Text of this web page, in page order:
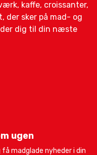
kaffe, croissanter,
der sker på mad- og
dig til din næste
ugen
madglade nyheder i din